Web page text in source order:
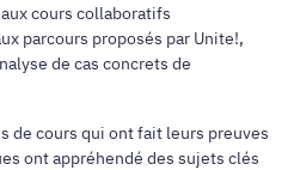
cours collaboratifs
parcours proposés par Unite!,
de cas concrets de
de cours qui ont fait leurs preuves
ont appréhendé des sujets clés